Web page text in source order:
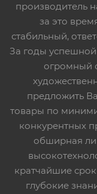
производитель
за это
стабильный,
За годы
огромный
предложить
товары по
конкурентных
обширная
кратчайшие
глубокие